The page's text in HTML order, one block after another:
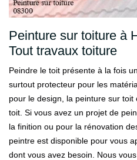
Peinture sur toiture à
Tout travaux toiture
Peindre le toit présente à la fois
surtout protecteur pour les
pour le design, la peinture sur
toit. Si vous avez un projet de
la finition ou pour la rénovation
peintre est disponible pour vous
dont vous avez besoin. Nous